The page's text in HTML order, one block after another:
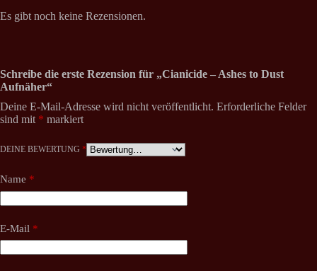
Es gibt noch keine Rezensionen.
Schreibe die erste Rezension für „Cianicide – Ashes to Dust
Aufnäher“
Deine E-Mail-Adresse wird nicht veröffentlicht. Erforderliche Felder
sind mit * markiert
DEINE BEWERTUNG *
Name *
E-Mail *